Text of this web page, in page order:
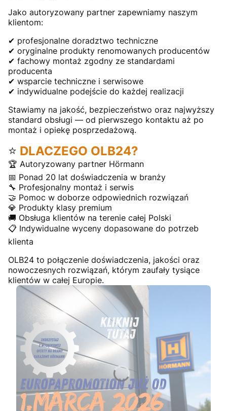
Jako autoryzowany partner zapewniamy naszym
klientom:
✔ profesjonalne doradztwo techniczne
✔ oryginalne produkty renomowanych producentów
✔ fachowy montaż zgodny ze standardami
producenta
✔ wsparcie techniczne i serwisowe
✔ indywidualne podejście do każdej realizacji
Stawiamy na jakość, bezpieczeństwo oraz najwyższy
standard obsługi — od pierwszego kontaktu aż po
montaż i opiekę posprzedażową.
⭐ DLACZEGO OLB24?
🏆 Autoryzowany partner Hörmann
📅 Ponad 20 lat doświadczenia w branży
🔧 Profesjonalny montaż i serwis
🤝 Pomoc w doborze odpowiednich rozwiązań
💎 Produkty klasy premium
🚚 Obsługa klientów na terenie całej Polski
📋 Indywidualne wyceny dopasowane do potrzeb
klienta
OLB24 to połączenie doświadczenia, jakości oraz
nowoczesnych rozwiązań, którym zaufały tysiące
klientów w całej Europie.